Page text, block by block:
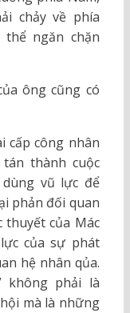
chảy về phía
ngăn chặn
ông cũng có
cấp công nhân
thành cuộc
dùng vũ lực để
phản đối quan
thuyết của Mác
của sự phát
hệ nhân qủa.
không phải là
mà là những